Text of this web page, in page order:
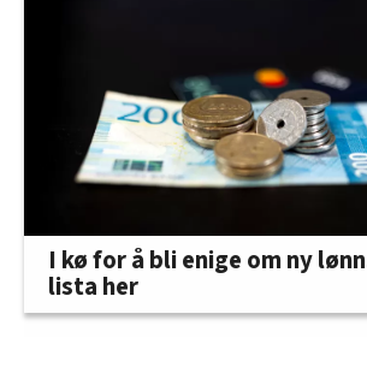
I kø for å bli enige om ny
lista her